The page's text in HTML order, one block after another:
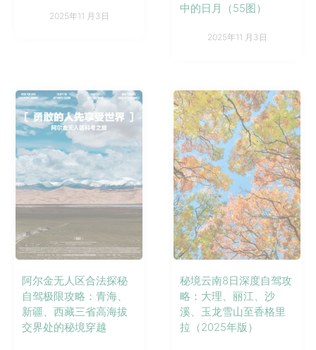
2025年11 月3日
中的日月（55图）
2025年11 月3日
阿尔金无人区合法探秘
自驾极限攻略：青海、
新疆、西藏三省高海拔
交界处的秘境穿越
秘境云南8日深度自驾攻
略：大理、丽江、沙
溪、玉龙雪山至香格里
拉（2025年版）